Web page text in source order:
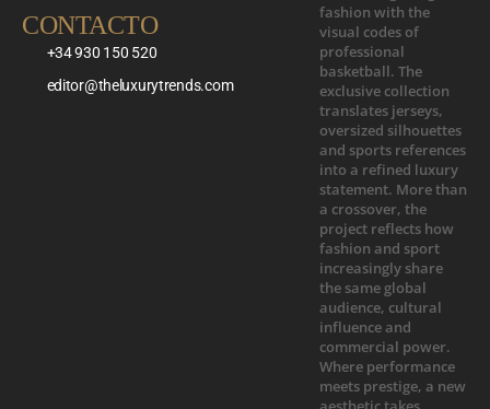
CONTACTO
+34 930 150 520
editor@theluxurytrends.com